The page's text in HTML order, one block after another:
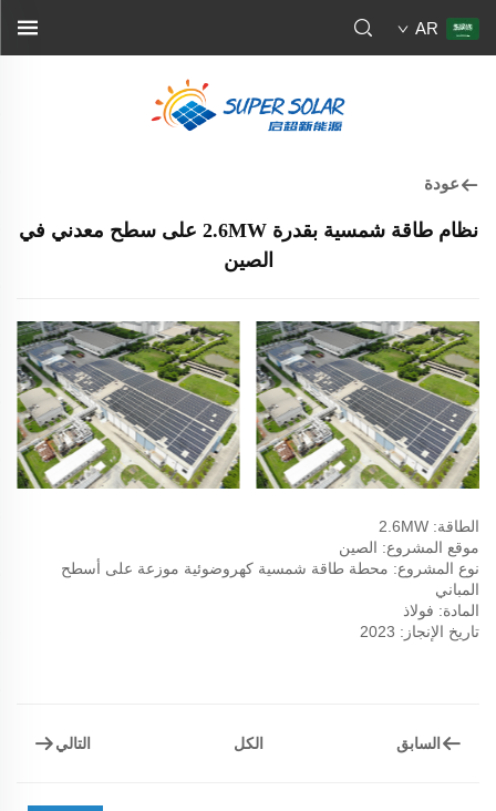
AR
عودة
نظام طاقة شمسية بقدرة 2.6MW على سطح معدني في
الصين
الطاقة: 2.6MW
موقع المشروع: الصين
نوع المشروع: محطة طاقة شمسية كهروضوئية موزعة على أسطح
المباني
المادة: فولاذ
تاريخ الإنجاز: 2023
السابق الكل التالي